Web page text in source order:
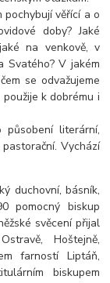
pochybují věřící a o
doby? Jaké
na venkově, v
Svatého? V jakém
se odvažujeme
k dobrému i
působení literární,
Vychází
duchovní, básník,
pomocný biskup
svěcení přijal
Hoštejně,
farností Liptáň,
biskupem